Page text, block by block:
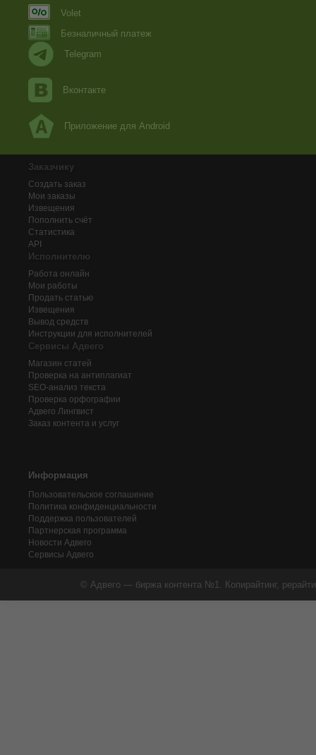
Volet
Безналичный платеж
Telegram
Вконтакте
Приложение для Android
Заказчику
Создать заказ
Мои заказы
Извещения
Пополнить счёт
Статистика
API
Исполнителю
Работа онлайн
Мои работы
Продать статью
Извещения
Вывод средств
Инструкции для исполнителей
Сервисы Адвего
Магазин статей
Проверка на антиплагиат
SEO-анализ текста
Проверка орфографии
Адвего Лингвист
Заказ контента и услуг
Информация
Пользовательское соглашение
Политика конфиденциальности
Поддержка пользователей
Партнерская программа
Новости Адвего
Сервисы Адвего
© Адвего — биржа контента №1. Копирайтинг,